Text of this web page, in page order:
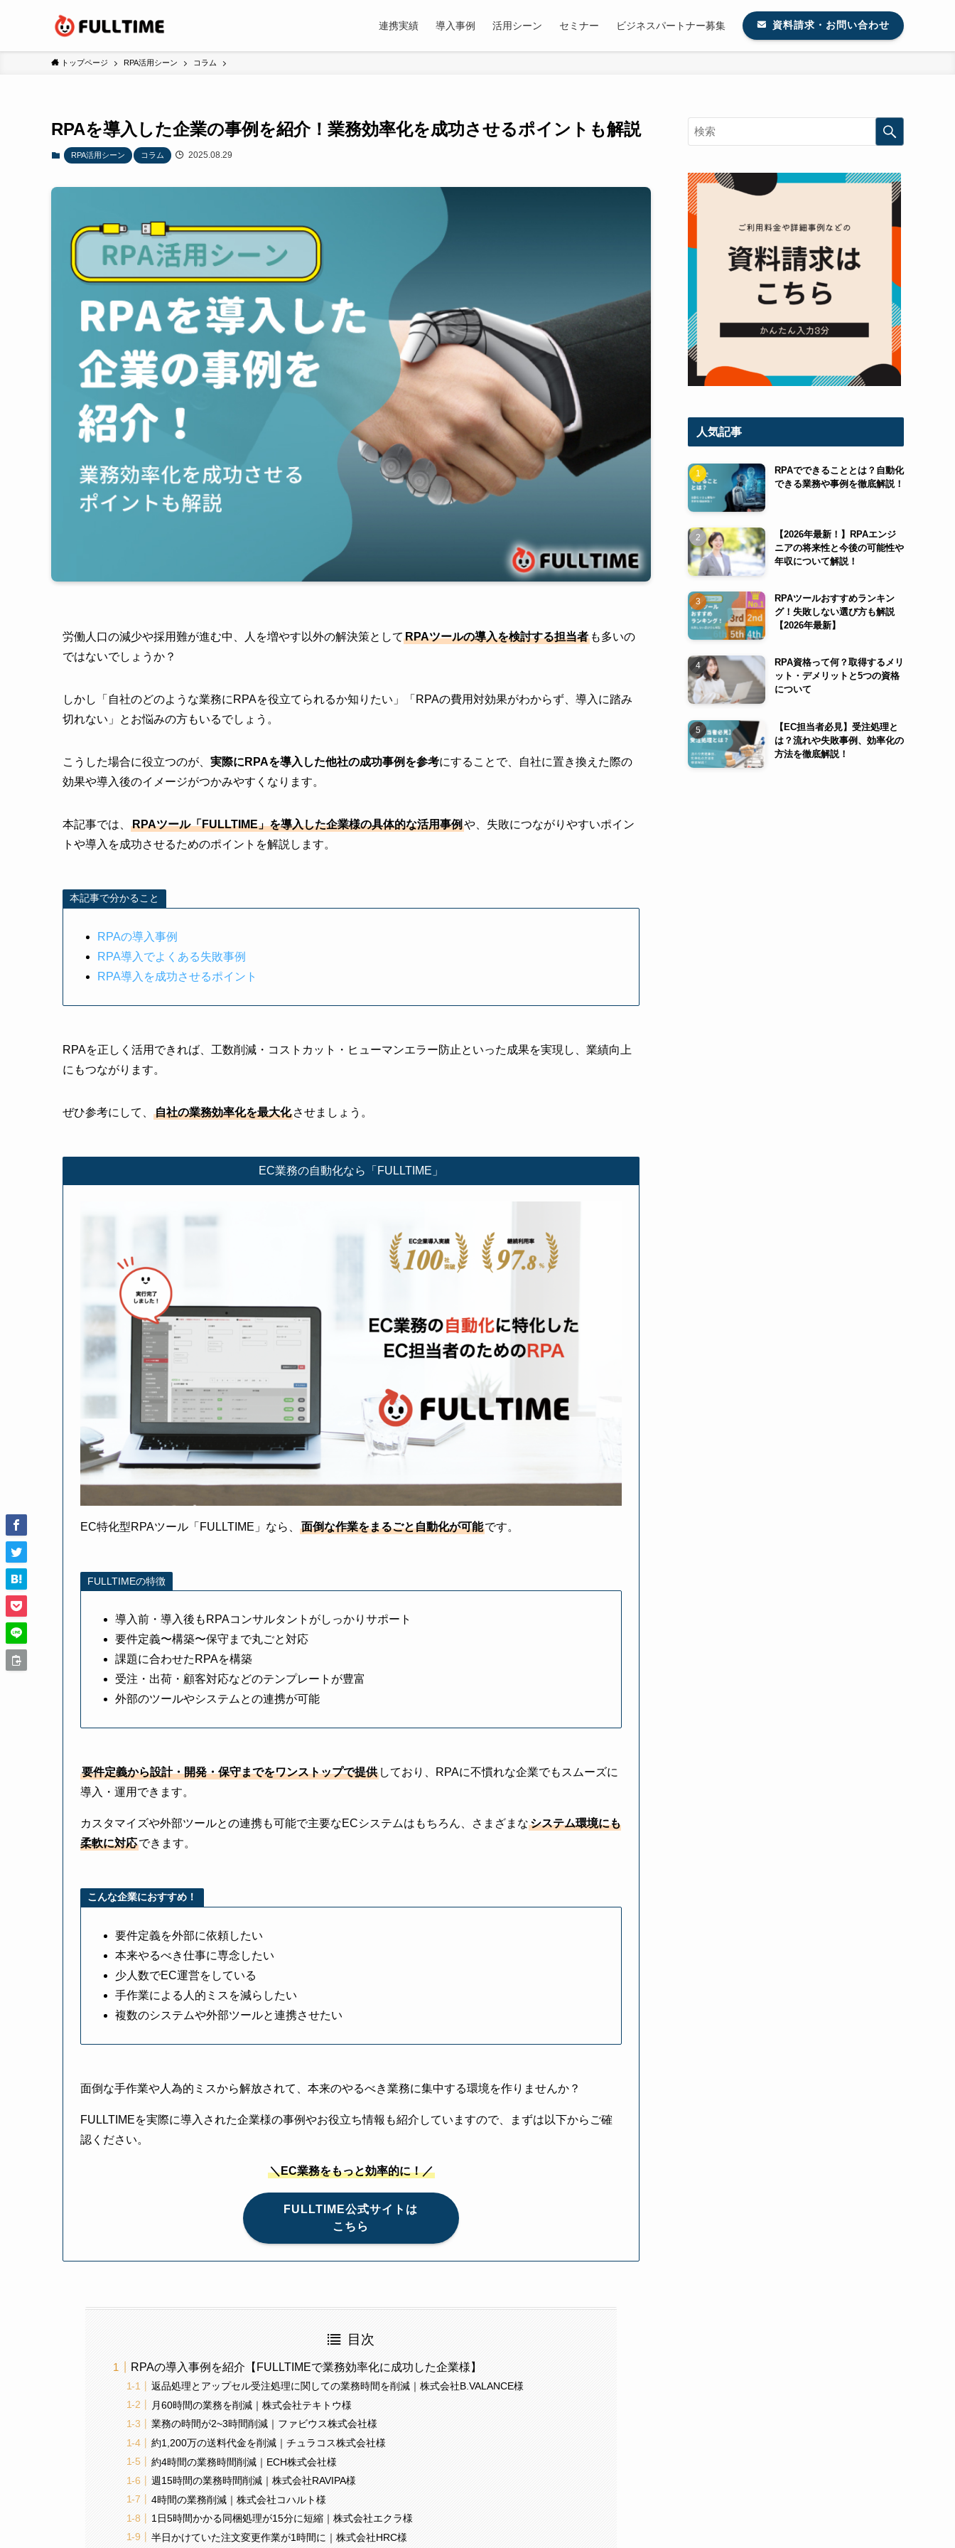
連携実績 導入事例 活用シーン セミナー ビジネスパートナー募集 資料請求・お問い合わせ
トップページ RPA活用シーン コラム
RPAを導入した企業の事例を紹介！業務効率化を成功させるポイントも解説
RPA活用シーン コラム 2025.08.29
労働人口の減少や採用難が進む中、人を増やす以外の解決策として RPAツールの導入を検討する担当者 も多いの
ではないでしょうか？
しかし「自社のどのような業務にRPAを役立てられるか知りたい」「RPAの費用対効果がわからず、導入に踏み
切れない」とお悩みの方もいるでしょう。
こうした場合に役立つのが、 実際にRPAを導入した他社の成功事例を参考にすることで、自社に置き換えた際の
効果や導入後のイメージがつかみやすくなります。
本記事では、 RPAツール「FULLTIME」を導入した企業様の具体的な活用事例や、失敗につながりやすいポイン
トや導入を成功させるためのポイントを解説します。
本記事で分かること
RPAの導入事例
RPA導入でよくある失敗事例
RPA導入を成功させるポイント
RPAを正しく活用できれば、工数削減・コストカット・ヒューマンエラー防止といった成果を実現し、業績向上
にもつながります。
ぜひ参考にして、 自社の業務効率化を最大化 させましょう。
EC業務の自動化なら「FULLTIME」
EC特化型RPAツール「FULLTIME」なら、 面倒な作業をまるごと自動化が可能です。
FULLTIMEの特徴
導入前・導入後もRPAコンサルタントがしっかりサポート
要件定義〜構築〜保守まで丸ごと対応
課題に合わせたRPAを構築
受注・出荷・顧客対応などのテンプレートが豊富
外部のツールやシステムとの連携が可能
要件定義から設計・開発・保守までをワンストップで提供 しており、RPAに不慣れな企業でもスムーズに
導入・運用できます。
カスタマイズや外部ツールとの連携も可能で主要なECシステムはもちろん、さまざまなシステム環境にも
柔軟に対応できます。
こんな企業におすすめ！
要件定義を外部に依頼したい
本来やるべき仕事に専念したい
少人数でEC運営をしている
手作業による人的ミスを減らしたい
複数のシステムや外部ツールと連携させたい
面倒な手作業や人為的ミスから解放されて、本来のやるべき業務に集中する環境を作りませんか？
FULLTIMEを実際に導入された企業様の事例やお役立ち情報も紹介していますので、まずは以下からご確
認ください。
＼EC業務をもっと効率的に！／
FULLTIME公式サイトは
こちら
目次
RPAの導入事例を紹介【FULLTIMEで業務効率化に成功した企業様】
返品処理とアップセル受注処理に関しての業務時間を削減｜株式会社B.VALANCE様
月60時間の業務を削減｜株式会社テキトウ様
業務の時間が2~3時間削減｜ファビウス株式会社様
約1,200万の送料代金を削減｜チュラコス株式会社様
約4時間の業務時間削減｜ECH株式会社様
週15時間の業務時間削減｜株式会社RAVIPA様
4時間の業務削減｜株式会社コハルト様
1日5時間かかる同梱処理が15分に短縮｜株式会社エクラ様
半日かけていた注文変更作業が1時間に｜株式会社HRC様
人気記事
RPAでできることとは？自動化
できる業務や事例を徹底解説！
【2026年最新！】RPAエンジ
ニアの将来性と今後の可能性や
年収について解説！
RPAツールおすすめランキン
グ！失敗しない選び方も解説
【2026年最新】
RPA資格って何？取得するメリ
ット・デメリットと5つの資格
について
【EC担当者必見】受注処理と
は？流れや失敗事例、効率化の
方法を徹底解説！